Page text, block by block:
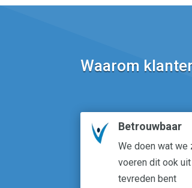
Waarom
Betrouwbaar
We doen wat we
voeren dit ook
tevreden bent